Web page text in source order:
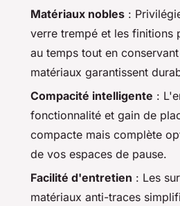
Matériaux nobles :
verre trempé et les finitions
au temps tout en
matériaux garantissent
Compacité intelligente :
fonctionnalité et gain de
compacte mais complète
de vos espaces de pause.
Facilité d'entretien : Les
matériaux anti-traces